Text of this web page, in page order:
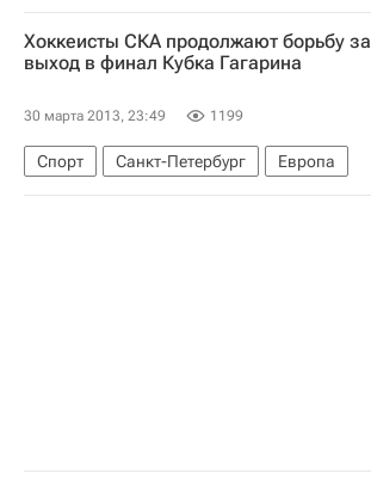
Весь мир
Россия
Хоккеисты СКА продолжают борьбу за
выход в финал Кубка Гагарина
30 марта 2013, 23:49 1199
Спорт Санкт-Петербург
Европа
Северо-Западный ФО
Весь мир